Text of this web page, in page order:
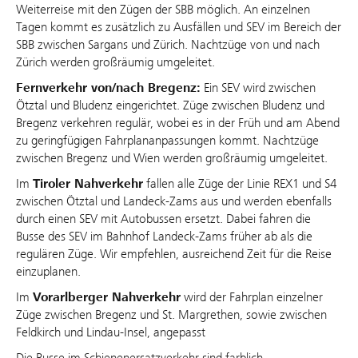
Weiterreise mit den Zügen der SBB möglich. An einzelnen
Tagen kommt es zusätzlich zu Ausfällen und SEV im Bereich der
SBB zwischen Sargans und Zürich. Nachtzüge von und nach
Zürich werden großräumig umgeleitet.
Fernverkehr von/nach Bregenz: Ein SEV wird zwischen
Ötztal und Bludenz eingerichtet. Züge zwischen Bludenz und
Bregenz verkehren regulär, wobei es in der Früh und am Abend
zu geringfügigen Fahrplananpassungen kommt. Nachtzüge
zwischen Bregenz und Wien werden großräumig umgeleitet.
Im Tiroler Nahverkehr fallen alle Züge der Linie REX1 und S4
zwischen Ötztal und Landeck-Zams aus und werden ebenfalls
durch einen SEV mit Autobussen ersetzt. Dabei fahren die
Busse des SEV im Bahnhof Landeck-Zams früher ab als die
regulären Züge. Wir empfehlen, ausreichend Zeit für die Reise
einzuplanen.
Im Vorarlberger Nahverkehr wird der Fahrplan einzelner
Züge zwischen Bregenz und St. Margrethen, sowie zwischen
Feldkirch und Lindau-Insel, angepasst